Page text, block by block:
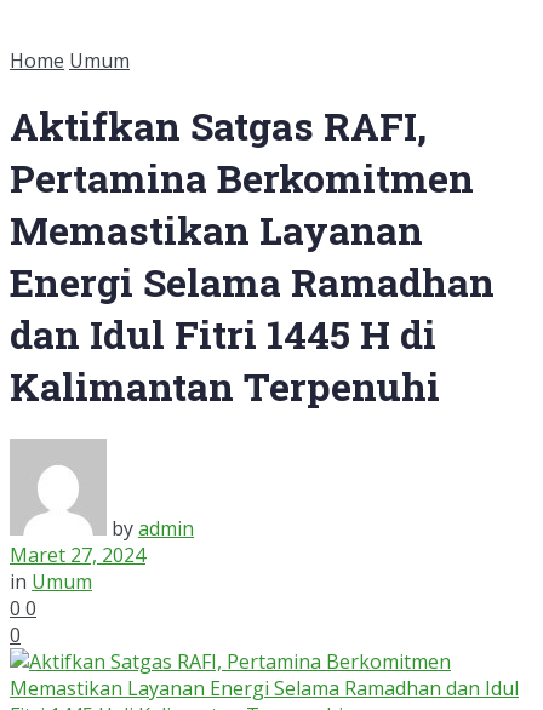
Home Umum
Aktifkan Satgas RAFI,
Pertamina Berkomitmen
Memastikan Layanan
Energi Selama Ramadhan
dan Idul Fitri 1445 H di
Kalimantan Terpenuhi
byadmin
Maret 27, 2024
in Umum
0 0
0